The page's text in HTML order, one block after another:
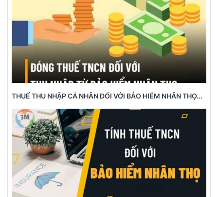
THUẾ THU NHẬP CÁ NHÂN ĐỐI VỚI BẢO HIỂM NHÂN THỌ...